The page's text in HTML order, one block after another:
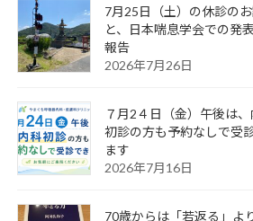
7月25日（土）の休診の
と、日本喘息学会での発
報告
2026年7月26日
７月2４日（金）午後は
初診の方も予約なしで受
ます
2026年7月16日
70歳からは「若返る」よ